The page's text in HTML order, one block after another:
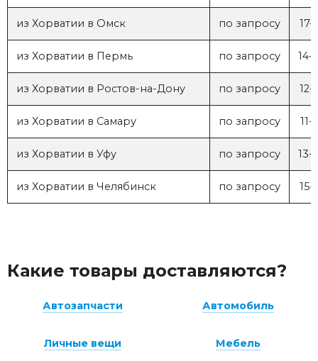
из Хорватии в Омск по запросу 17-
из Хорватии в Пермь по запросу 14-
из Хорватии в Ростов-на-Дону по запросу 12-
из Хорватии в Самару по запросу 11-
из Хорватии в Уфу по запросу 13-
из Хорватии в Челябинск по запросу 15-
Какие товары доставляются?
Автозапчасти Автомобиль
Личные вещи Мебель